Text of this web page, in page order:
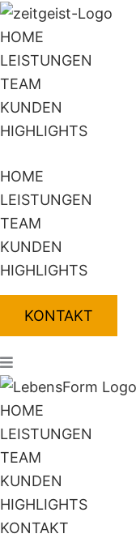
Zum
Inhalt
springen
HOME
LEISTUNGEN
TEAM
KUNDEN
HIGHLIGHTS
HOME
LEISTUNGEN
TEAM
KUNDEN
HIGHLIGHTS
KONTAKT
Flyout
Menu
HOME
LEISTUNGEN
TEAM
KUNDEN
HIGHLIGHTS
KONTAKT